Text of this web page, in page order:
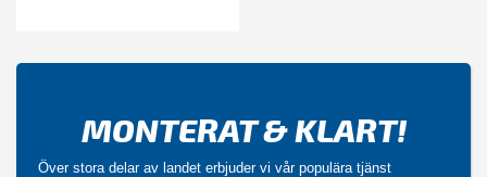
MONTERAT & KLART!
Över stora delar av landet erbjuder vi vår populära tjänst